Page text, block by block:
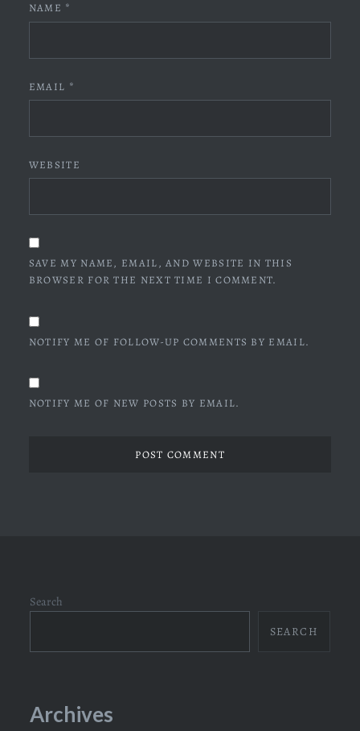
NAME *
EMAIL *
WEBSITE
SAVE MY NAME, EMAIL, AND WEBSITE IN THIS
BROWSER FOR THE NEXT TIME I COMMENT.
NOTIFY ME OF FOLLOW-UP COMMENTS BY EMAIL.
NOTIFY ME OF NEW POSTS BY EMAIL.
Search
SEARCH
Archives